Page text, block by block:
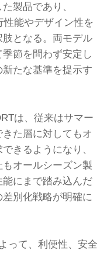
製品であり、
性能やデザイン性を
となる。両モデル
節を問わず安定し
たな基準を提示す
は、従来はサマー
た層に対してもオ
きるようになり、
オールシーズン製
にまで踏み込んだ
別化戦略が明確に
って、利便性、安全